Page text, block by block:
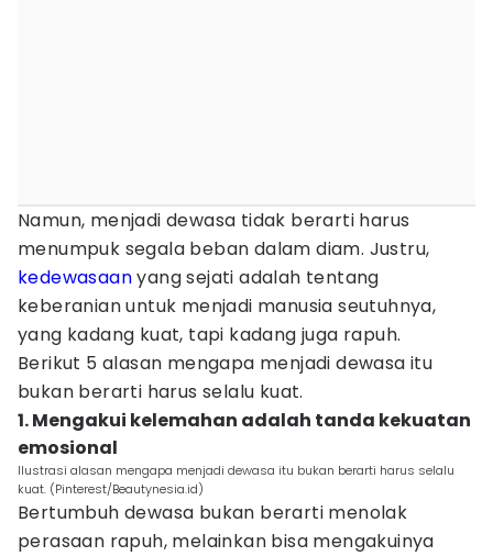
Namun, menjadi dewasa tidak berarti harus
menumpuk segala beban dalam diam. Justru,
kedewasaanyang sejati adalah tentang
keberanian untuk menjadi manusia seutuhnya,
yang kadang kuat, tapi kadang juga rapuh.
Berikut 5 alasan mengapa menjadi dewasa itu
bukan berarti harus selalu kuat.
1. Mengakui kelemahan adalah tanda kekuatan
emosional
Ilustrasi alasan mengapa menjadi dewasa itu bukan berarti harus selalu
kuat. (Pinterest/Beautynesia.id)
Bertumbuh dewasa bukan berarti menolak
perasaan rapuh, melainkan bisa mengakuinya